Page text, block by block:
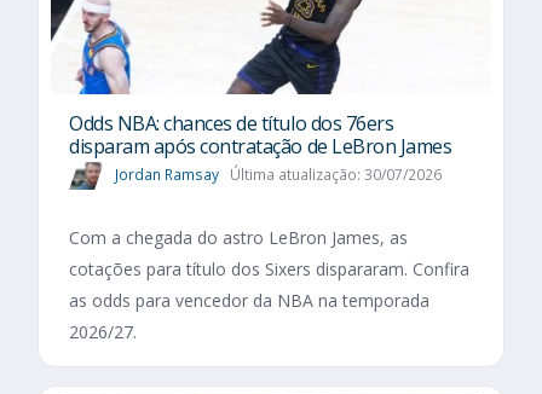
Odds NBA: chances de título dos 76ers
disparam após contratação de LeBron James
Jordan Ramsay Última atualização: 30/07/2026
Com a chegada do astro LeBron James, as
cotações para título dos Sixers dispararam. Confira
as odds para vencedor da NBA na temporada
2026/27.